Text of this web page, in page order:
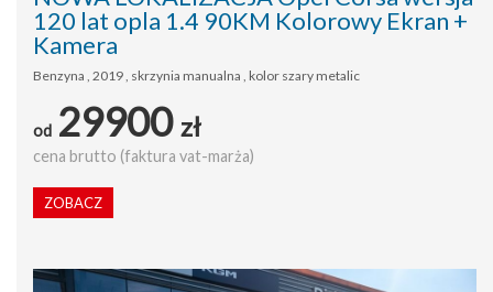
120 lat opla 1.4 90KM Kolorowy Ekran +
Kamera
Benzyna , 2019 , skrzynia manualna , kolor szary metalic
od 29900 zł
cena brutto (faktura vat-marża)
ZOBACZ